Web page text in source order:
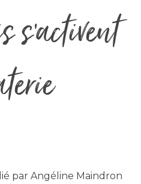
par Angéline Maindron